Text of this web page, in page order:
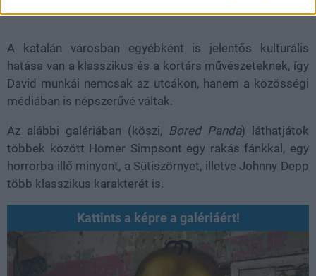
A katalán városban egyébként is jelentős kulturális
hatása van a klasszikus és a kortárs művészeteknek, így
David munkái nemcsak az utcákon, hanem a közösségi
médiában is népszerűvé váltak.
Az alábbi galériában (köszi, Bored Panda) láthatjátok
többek között Homer Simpsont egy rakás fánkkal, egy
horrorba illő minyont, a Sütiszörnyet, illetve Johnny Depp
több klasszikus karakterét is.
Kattints a képre a galériáért!